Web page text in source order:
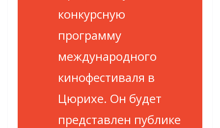
конкурсную
программу
международного
кинофестиваля в
Цюрихе. Он будет
представлен публике